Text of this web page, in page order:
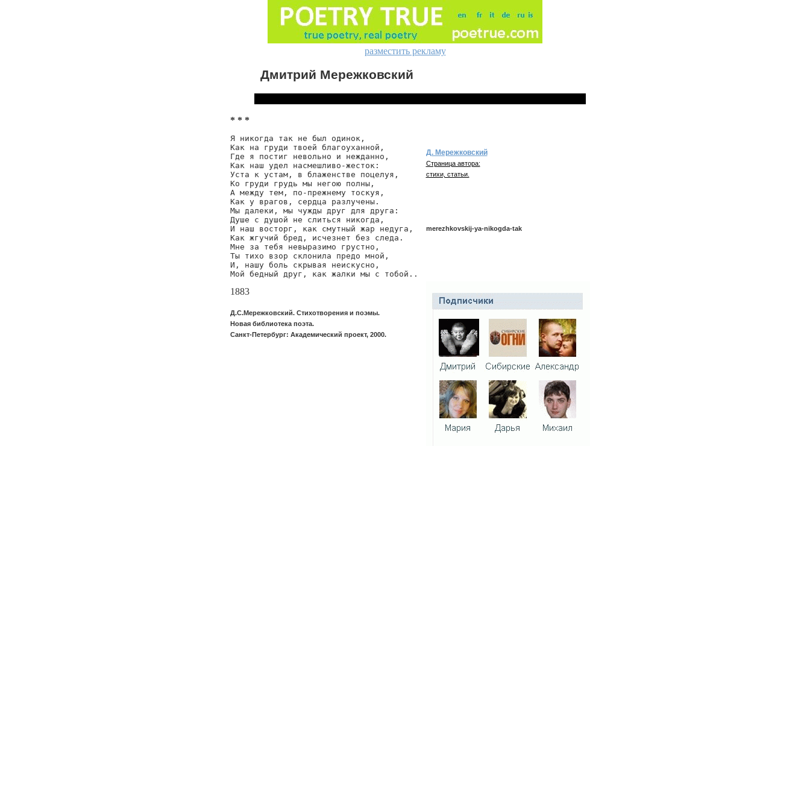
разместить рекламу
Дмитрий Мережковский
* * *
Я никогда так не был одинок,
Как на груди твоей благоуханной,
Где я постиг невольно и нежданно,
Как наш удел насмешливо-жесток:
Уста к устам, в блаженстве поцелуя,
Ко груди грудь мы негою полны,
А между тем, по-прежнему тоскуя,
Как у врагов, сердца разлучены.
Мы далеки, мы чужды друг для друга:
Душе с душой не слиться никогда,
И наш восторг, как смутный жар недуга,
Как жгучий бред, исчезнет без следа.
Мне за тебя невыразимо грустно,
Ты тихо взор склонила предо мной,
И, нашу боль скрывая неискусно,
Мой бедный друг, как жалки мы с тобой..
1883
Д.С.Мережковский. Стихотворения и поэмы.
Новая библиотека поэта.
Санкт-Петербург: Академический проект, 2000.
Д. Мережковский
Страница автора:
стихи, статьи.
merezhkovskij-ya-nikogda-tak